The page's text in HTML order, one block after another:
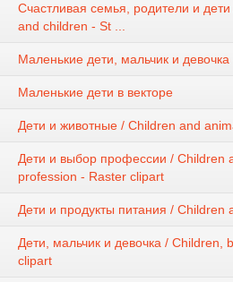
Счастливая семья, родители и
and children - St ...
Маленькие дети, мальчик и
Маленькие дети в векторе
Дети и животные / Children and
Дети и выбор профессии / Children
profession - Raster clipart
Дети и продукты питания / Children
Дети, мальчик и девочка / Children,
clipart